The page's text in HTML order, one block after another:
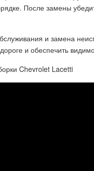
После замены
и замена
и обеспечить
Chevrolet Lacetti